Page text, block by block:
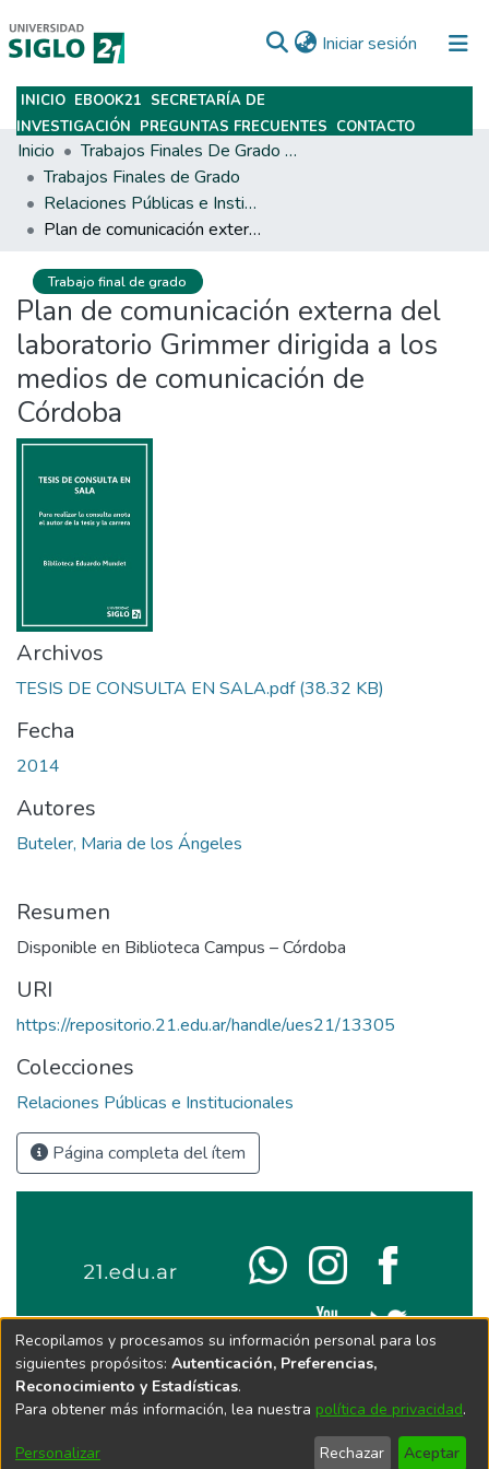
Iniciar sesión (current)
Subir
INICIO EBOOK21 SECRETARÍA DE
INVESTIGACIÓN PREGUNTAS FRECUENTES CONTACTO
Inicio
Trabajos Finales De Grado Y Posgrado
Trabajos Finales de Grado
Relaciones Públicas e Institucionales
Plan de comunicación externa del laboratorio Grimmer dirigida a los medios de comunicación de Córdoba
Trabajo final de grado
Plan de comunicación externa del
laboratorio Grimmer dirigida a los
medios de comunicación de
Córdoba
Archivos
TESIS DE CONSULTA EN SALA.pdf(38.32 KB)
Fecha
2014
Autores
Buteler, Maria de los Ángeles
Resumen
Disponible en Biblioteca Campus – Córdoba
URI
https://repositorio.21.edu.ar/handle/ues21/13305
Colecciones
Relaciones Públicas e Institucionales
Página completa del ítem
Recopilamos y procesamos su información personal para los
siguientes propósitos: Autenticación, Preferencias,
Reconocimiento y Estadísticas.
Para obtener más información, lea nuestra política de privacidad.
Personalizar Rechazar Aceptar